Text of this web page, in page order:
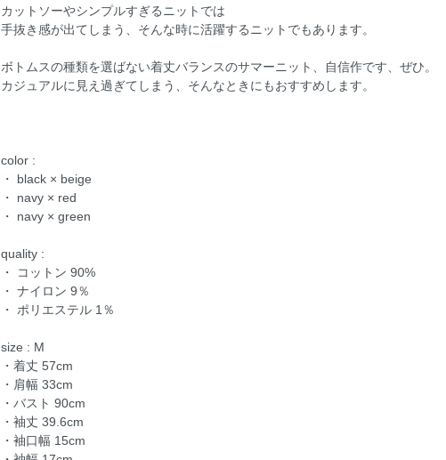
カットソーやシンプルすぎるニットでは
手抜き感が出てしまう、そんな時に活躍するニットでもあります。
ボトムスの種類を選ばない着丈バランスのサマーニット、自信作です、ぜひ。
カジュアルに見え過ぎてしまう、そんなときにもおすすめします。
color :
・ black × beige
・ navy × red
・ navy × green
quality :
・ コットン 90%
・ ナイロン 9％
・ ポリエステル 1％
size : M
・着丈 57cm
・肩幅 33cm
・バスト 90cm
・袖丈 39.6cm
・袖口幅 15cm